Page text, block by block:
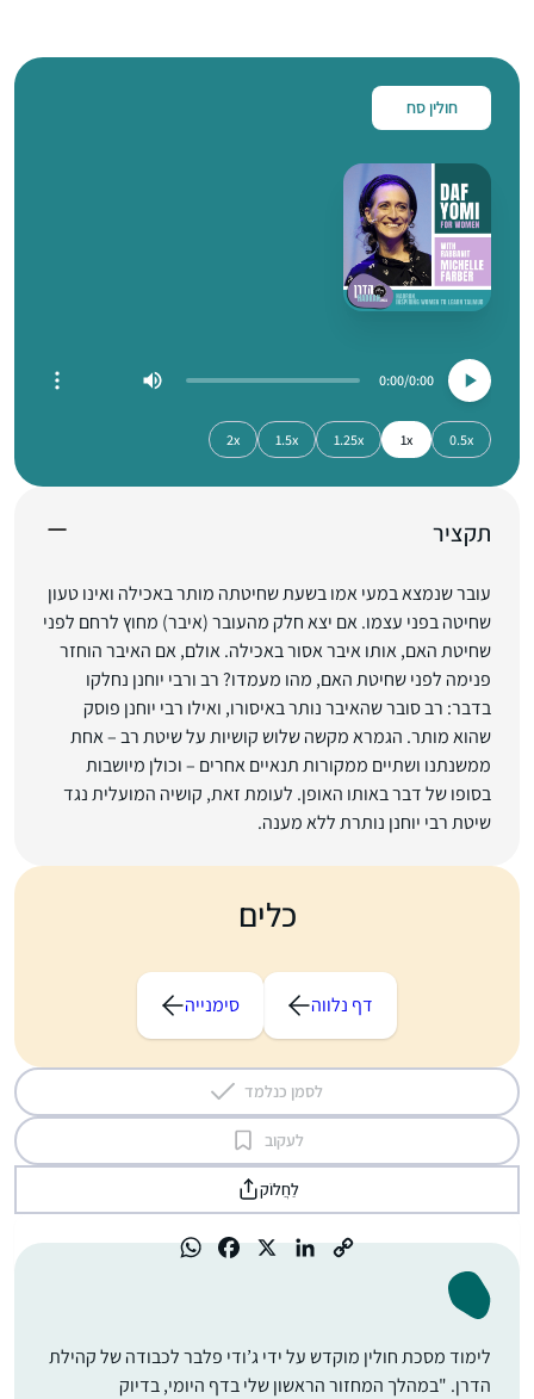
חולין סח
0:00
0:00
0.5x
1x
1.25x
1.5x
2x
תקציר
עובר שנמצא במעי אמו בשעת שחיטתה מותר באכילה ואינו טעון
שחיטה בפני עצמו. אם יצא חלק מהעובר (איבר) מחוץ לרחם לפני
שחיטת האם, אותו איבר אסור באכילה. אולם, אם האיבר הוחזר
פנימה לפני שחיטת האם, מהו מעמדו? רב ורבי יוחנן נחלקו
בדבר: רב סובר שהאיבר נותר באיסורו, ואילו רבי יוחנן פוסק
שהוא מותר. הגמרא מקשה שלוש קושיות על שיטת רב – אחת
ממשנתנו ושתיים ממקורות תנאיים אחרים – וכולן מיושבות
בסופו של דבר באותו האופן. לעומת זאת, קושיה המועלית נגד
שיטת רבי יוחנן נותרת ללא מענה.
כלים
דף נלווה סימנייה
לסמן כנלמד
לעקוב
לַחֲלוֹק
לימוד מסכת חולין מוקדש על ידי ג’ודי פלבר לכבודה של קהילת
הדרן. "במהלך המחזור הראשון שלי בדף היומי, בדיוק